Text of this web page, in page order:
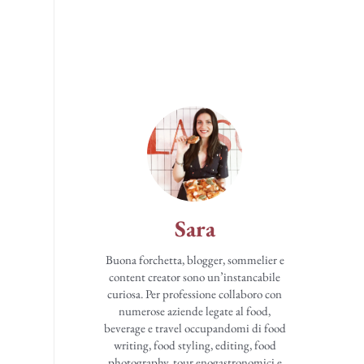
Sara
Buona forchetta, blogger, sommelier e
content creator sono un’instancabile
curiosa. Per professione collaboro con
numerose aziende legate al food,
beverage e travel occupandomi di food
writing, food styling, editing, food